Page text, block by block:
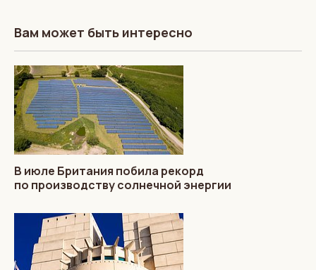
Вам может быть интересно
В июле Британия побила рекорд
по производству солнечной энергии